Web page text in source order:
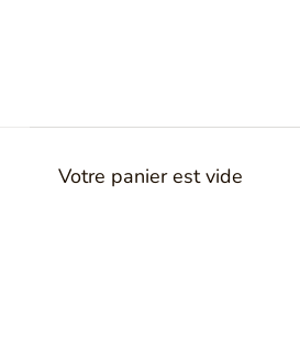
Votre panier est vide